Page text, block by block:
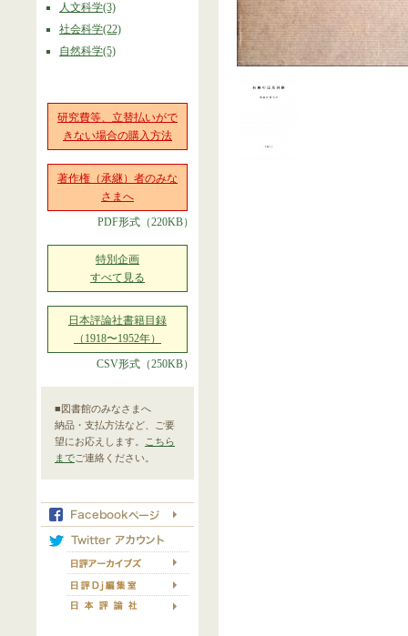
人文科学(3)
社会科学(22)
自然科学(5)
研究費等、立替払いがで
きない場合の購入方法
著作権（承継）者のみな
さまへ
PDF形式（220KB）
特別企画
すべて見る
日本評論社書籍目録
（1918〜1952年）
CSV形式（250KB）
■図書館のみなさまへ
納品・支払方法など、ご要
望にお応えします。
こちら
までご連絡ください。